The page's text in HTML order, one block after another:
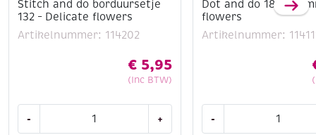
Stitch and do borduursetje
132 – Delicate flowers
Artikelnummer: 114202
€ 5,95
(Inc BTW)
- +
Dot and do 180 –
flowers
Artikelnummer:
-